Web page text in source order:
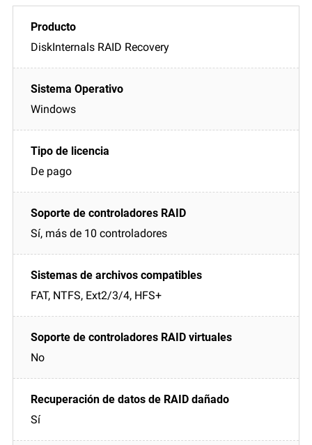
DiskInternals RAID Recovery
Windows
De pago
Sí, más de 10 controladores
FAT, NTFS, Ext2/3/4, HFS+
No
Sí